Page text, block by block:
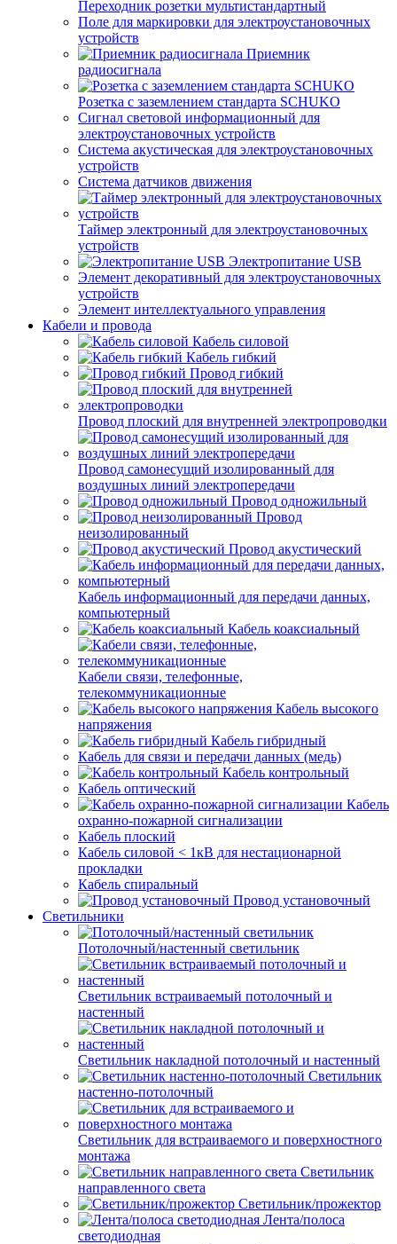
Переходник розетки мультистандартный
Поле для маркировки для электроустановочных
устройств
Приемник
радиосигнала
Розетка с заземлением стандарта SCHUKO
Сигнал световой информационный для
электроустановочных устройств
Система акустическая для электроустановочных
устройств
Система датчиков движения
Таймер электронный для электроустановочных
устройств
Электропитание USB
Элемент декоративный для электроустановочных
устройств
Элемент интеллектуального управления
Кабели и провода
Кабель силовой
Кабель гибкий
Провод гибкий
Провод плоский для внутренней электропроводки
Провод самонесущий изолированный для
воздушных линий электропередачи
Провод одножильный
Провод
неизолированный
Провод акустический
Кабель информационный для передачи данных,
компьютерный
Кабель коаксиальный
Кабели связи, телефонные,
телекоммуникационные
Кабель высокого
напряжения
Кабель гибридный
Кабель для связи и передачи данных (медь)
Кабель контрольный
Кабель оптический
Кабель
охранно-пожарной сигнализации
Кабель плоский
Кабель силовой < 1кВ для нестационарной
прокладки
Кабель спиральный
Провод установочный
Светильники
Потолочный/настенный светильник
Светильник встраиваемый потолочный и
настенный
Светильник накладной потолочный и настенный
Светильник
настенно-потолочный
Светильник для встраиваемого и поверхностного
монтажа
Светильник
направленного света
Светильник/прожектор
Лента/полоса
светодиодная